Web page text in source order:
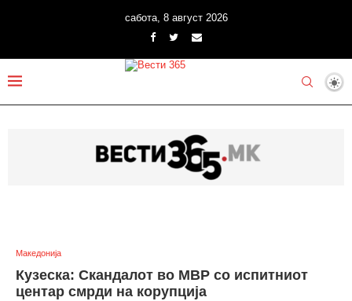
сабота, 8 август 2026
Македонија
Кузеска: Скандалот во МВР со испитниот
центар смрди на корупција